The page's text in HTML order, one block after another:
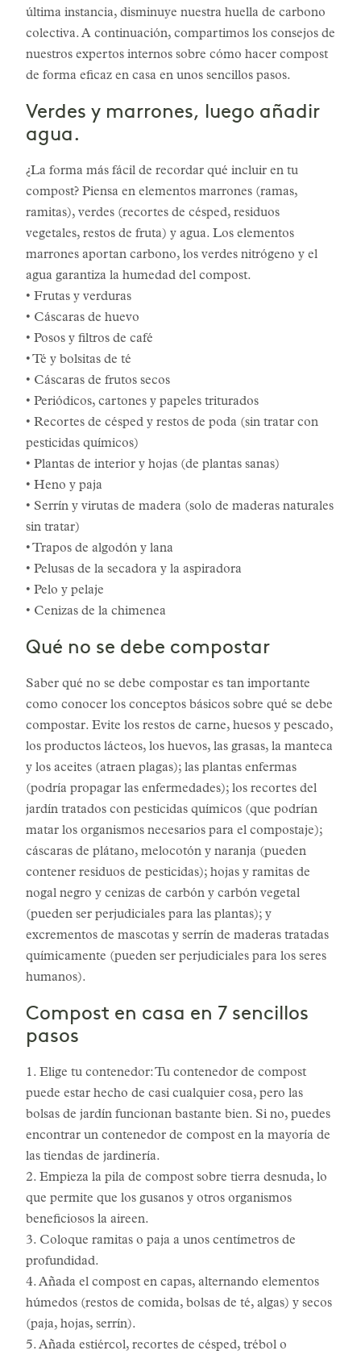
última instancia, disminuye nuestra huella de carbono
colectiva. A continuación, compartimos los consejos de
nuestros expertos internos sobre cómo hacer compost
de forma eficaz en casa en unos sencillos pasos.
Verdes y marrones, luego añadir
agua.
¿La forma más fácil de recordar qué incluir en tu
compost? Piensa en elementos marrones (ramas,
ramitas), verdes (recortes de césped, residuos
vegetales, restos de fruta) y agua. Los elementos
marrones aportan carbono, los verdes nitrógeno y el
agua garantiza la humedad del compost.
• Frutas y verduras
• Cáscaras de huevo
• Posos y filtros de café
• Té y bolsitas de té
• Cáscaras de frutos secos
• Periódicos, cartones y papeles triturados
• Recortes de césped y restos de poda (sin tratar con
pesticidas químicos)
• Plantas de interior y hojas (de plantas sanas)
• Heno y paja
• Serrín y virutas de madera (solo de maderas naturales
sin tratar)
• Trapos de algodón y lana
• Pelusas de la secadora y la aspiradora
• Pelo y pelaje
• Cenizas de la chimenea
Qué no se debe compostar
Saber qué no se debe compostar es tan importante
como conocer los conceptos básicos sobre qué se debe
compostar. Evite los restos de carne, huesos y pescado,
los productos lácteos, los huevos, las grasas, la manteca
y los aceites (atraen plagas); las plantas enfermas
(podría propagar las enfermedades); los recortes del
jardín tratados con pesticidas químicos (que podrían
matar los organismos necesarios para el compostaje);
cáscaras de plátano, melocotón y naranja (pueden
contener residuos de pesticidas); hojas y ramitas de
nogal negro y cenizas de carbón y carbón vegetal
(pueden ser perjudiciales para las plantas); y
excrementos de mascotas y serrín de maderas tratadas
químicamente (pueden ser perjudiciales para los seres
humanos).
Compost en casa en 7 sencillos
pasos
1. Elige tu contenedor: Tu contenedor de compost
puede estar hecho de casi cualquier cosa, pero las
bolsas de jardín funcionan bastante bien. Si no, puedes
encontrar un contenedor de compost en la mayoría de
las tiendas de jardinería.
2. Empieza la pila de compost sobre tierra desnuda, lo
que permite que los gusanos y otros organismos
beneficiosos la aireen.
3. Coloque ramitas o paja a unos centímetros de
profundidad.
4. Añada el compost en capas, alternando elementos
húmedos (restos de comida, bolsas de té, algas) y secos
(paja, hojas, serrín).
5. Añada estiércol, recortes de césped, trébol o